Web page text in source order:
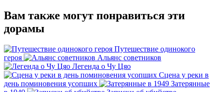
Вам также могут понравиться эти
дорамы
Путешествие одинокого
героя
Альянс советников
Легенда о Чу Цяо
Сцена у реки в
день поминовения усопших
Затерянные